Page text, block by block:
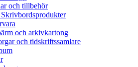
och tillbehör
och arkivkartong
och tidskriftssamlare